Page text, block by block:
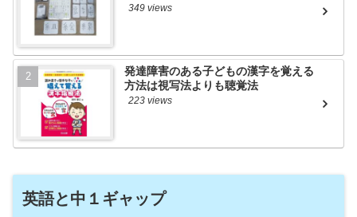
349 views
発達障害のある子どもの漢字を覚える
方法は視写法よりも聴覚法
223 views
英語と中１ギャップ